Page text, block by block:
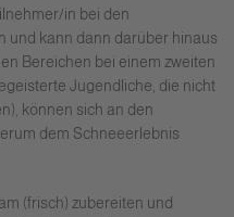
in bei den
und kann dann darüber hinaus
Bereichen bei einem zweiten
Jugendliche, die nicht
können sich an den
dem Schneeerlebnis
(frisch) zubereiten und